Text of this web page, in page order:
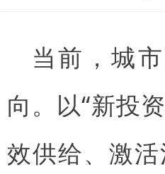
当前，城
向。以“新投
效供给、激